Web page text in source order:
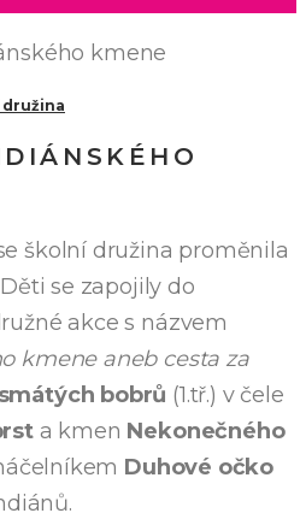
školní družina proměnila
se zapojily do
akce s názvem
kmene aneb cesta za
bobrů (1.tř.) v čele
a kmen Nekonečného
Duhové očko